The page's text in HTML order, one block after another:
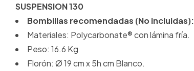
SUSPENSION 130
Bombillas recomendadas (No incluidas):
Materiales: Polycarbonate® con lámina fría.
Peso: 16.6 Kg
Florón: Ø 19 cm x 5h cm Blanco.